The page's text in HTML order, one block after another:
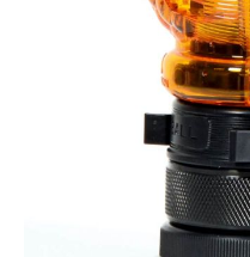
Avec le modèle
vous présentons la
mini-lampes
signalisation